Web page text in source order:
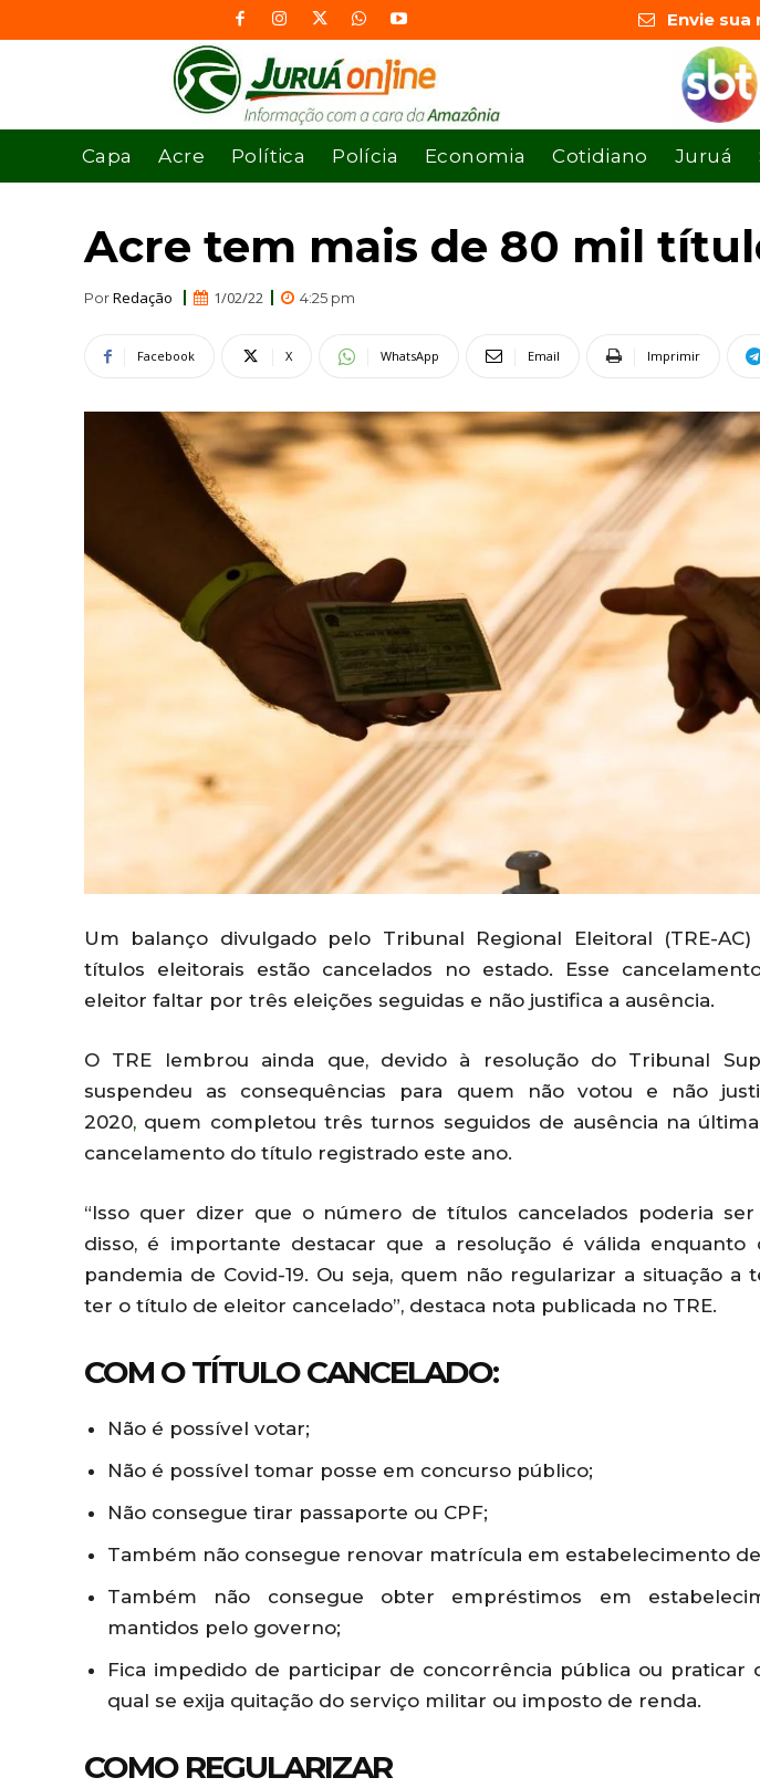
Envie sua
Capa Acre Política Polícia Economia Cotidiano Juruá
Acre tem mais de 80 mil
PorRedação 1/02/22 4:25 pm
Facebook X WhatsApp Email Imprimir
Um balanço divulgado pelo Tribunal Regional Eleitoral (TRE-
títulos eleitorais estão cancelados no estado. Esse
eleitor faltar por três eleições seguidas e não justifica a ausência.
O TRE lembrou ainda que, devido à resolução do Tribunal
suspendeu as consequências para quem não votou e não
2020, quem completou três turnos seguidos de ausência na
cancelamento do título registrado este ano.
“Isso quer dizer que o número de títulos cancelados poderia
disso, é importante destacar que a resolução é válida enquanto
pandemia de Covid-19. Ou seja, quem não regularizar a situação a
ter o título de eleitor cancelado”, destaca nota publicada no TRE.
COM O TÍTULO CANCELADO:
Não é possível votar;
Não é possível tomar posse em concurso público;
Não consegue tirar passaporte ou CPF;
Também não consegue renovar matrícula em estabelecimento
Também não consegue obter empréstimos em
mantidos pelo governo;
Fica impedido de participar de concorrência pública ou praticar
qual se exija quitação do serviço militar ou imposto de renda.
COMO REGULARIZAR